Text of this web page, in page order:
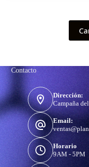
Contacto
Dirección:
Campaña
Email:
Horario
9AM - 5PM